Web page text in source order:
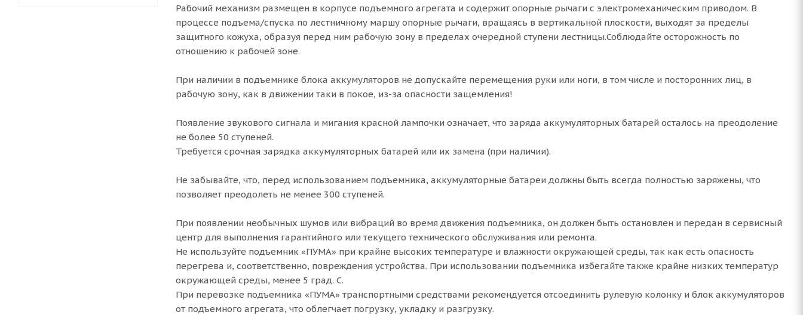
Рабочий механизм размещен в корпусе подъемного агрегата и содержит опорные рычаги с электромеханическим приводом. В
процессе подъема/спуска по лестничному маршу опорные рычаги, вращаясь в вертикальной плоскости, выходят за пределы
защитного кожуха, образуя перед ним рабочую зону в пределах очередной ступени лестницы.Соблюдайте осторожность по
отношению к рабочей зоне.
При наличии в подъемнике блока аккумуляторов не допускайте перемещения руки или ноги, в том числе и посторонних лиц, в
рабочую зону, как в движении таки в покое, из-за опасности защемления!
Появление звукового сигнала и мигания красной лампочки означает, что заряда аккумуляторных батарей осталось на преодоление
не более 50 ступеней.
Требуется срочная зарядка аккумуляторных батарей или их замена (при наличии).
Не забывайте, что, перед использованием подъемника, аккумуляторные батареи должны быть всегда полностью заряжены, что
позволяет преодолеть не менее 300 ступеней.
При появлении необычных шумов или вибраций во время движения подъемника, он должен быть остановлен и передан в сервисный
центр для выполнения гарантийного или текущего технического обслуживания или ремонта.
Не используйте подъемник «ПУМА» при крайне высоких температуре и влажности окружающей среды, так как есть опасность
перегрева и, соответственно, повреждения устройства. При использовании подъемника избегайте также крайне низких температур
окружающей среды, менее 5 град. С.
При перевозке подъемника «ПУМА» транспортными средствами рекомендуется отсоединить рулевую колонку и блок аккумуляторов
от подъемного агрегата, что облегчает погрузку, укладку и разгрузку.